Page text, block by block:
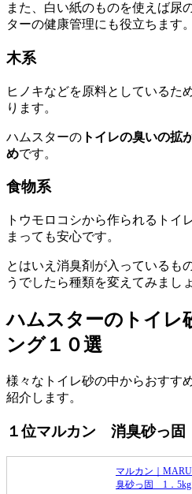
また、白い紙のものを使えば尿
ターの健康管理にも役立ちます。
木系
ヒノキなどを原料としているた
ります。
ハムスターの トイレの臭いの拡
めです。
食物系
トウモロコシから作られるトイ
まっても安心です。
とはいえ消臭剤が入っているも
うでしたら種類を変えてみまし
ハムスターのトイレ
ング１０選
様々なトイレ砂の中からおすす
紹介します。
１位マルカン 消臭砂っ固
マルカン｜
臭砂っ固 1．5kg